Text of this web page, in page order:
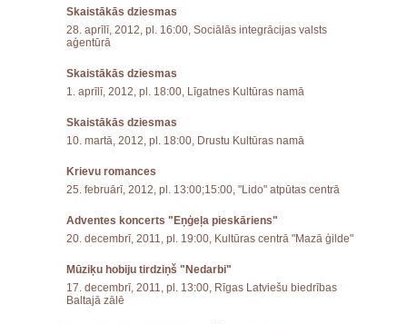
Skaistākās dziesmas
28. aprīlī, 2012, pl. 16:00, Sociālās integrācijas valsts
aģentūrā
Skaistākās dziesmas
1. aprīlī, 2012, pl. 18:00, Līgatnes Kultūras namā
Skaistākās dziesmas
10. martā, 2012, pl. 18:00, Drustu Kultūras namā
Krievu romances
25. februārī, 2012, pl. 13:00;15:00, "Lido" atpūtas centrā
Adventes koncerts "Eņģeļa pieskāriens"
20. decembrī, 2011, pl. 19:00, Kultūras centrā "Mazā ģilde"
Mūziķu hobiju tirdziņš "Nedarbi"
17. decembrī, 2011, pl. 13:00, Rīgas Latviešu biedrības
Baltajā zālē